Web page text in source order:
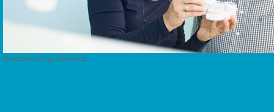
Kommentare geschlossen